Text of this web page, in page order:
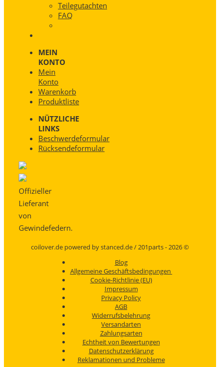
Teilegutachten
FAQ
MEIN
KONTO
Mein
Konto
Warenkorb
Produktliste
NÜTZLICHE
LINKS
Beschwerdeformular
Rücksendeformular
Offizieller
Lieferant
von
Gewindefedern.
coilover.de powered by stanced.de / 201parts - 2026 ©
Blog
Allgemeine Geschäftsbedingungen
Cookie-Richtlinie (EU)
Impressum
Privacy Policy
AGB
Widerrufsbelehrung
Versandarten
Zahlungsarten
Echtheit von Bewertungen
Datenschutzerklärung
Reklamationen und Probleme